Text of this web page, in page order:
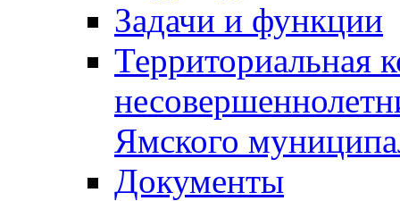
Задачи и функции
Территориальная
Ямского
Документы